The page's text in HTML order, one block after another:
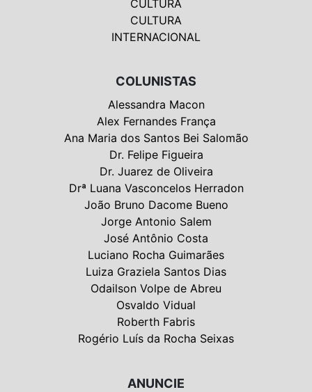
CULTURA
CULTURA
INTERNACIONAL
COLUNISTAS
Alessandra Macon
Alex Fernandes França
Ana Maria dos Santos Bei Salomão
Dr. Felipe Figueira
Dr. Juarez de Oliveira
Drª Luana Vasconcelos Herradon
João Bruno Dacome Bueno
Jorge Antonio Salem
José Antônio Costa
Luciano Rocha Guimarães
Luiza Graziela Santos Dias
Odailson Volpe de Abreu
Osvaldo Vidual
Roberth Fabris
Rogério Luís da Rocha Seixas
ANUNCIE